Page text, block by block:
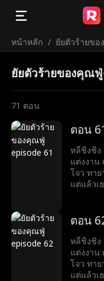
หน้าหลัก / ยัยตัวร้ายข
ยัยตัวร้ายของคุณ
71 ตอน
ตอน
หลีชิงชิง
แต่งงาน
โจว ทา
แต่แล้วเ
ตอน
หลีชิงชิง
แต่งงาน
โจว ทา
แต่แล้วเ